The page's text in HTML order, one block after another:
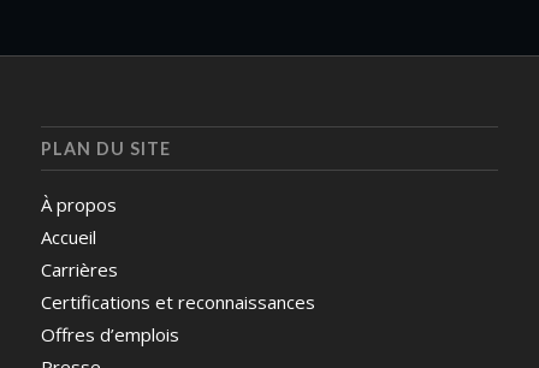
PLAN DU SITE
À propos
Accueil
Carrières
Certifications et reconnaissances
Offres d’emplois